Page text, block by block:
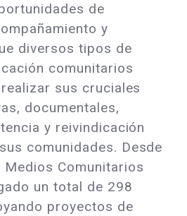
de
y
diversos tipos de
comunitarios
sus cruciales
documentales,
y reivindicación
comunidades. Desde
Comunitarios
un total de 298
proyectos de